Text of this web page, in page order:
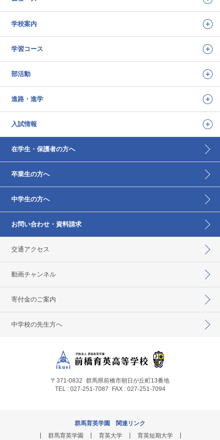
学校案内
学習コース
部活動
進路・進学
入試情報
在学生・保護者の方へ
卒業生の方へ
中学生の方へ
お問い合わせ・資料請求
交通アクセス
動画チャンネル
寄付金のご案内
中学校の先生方へ
〒371-0832 群馬県前橋市朝日が丘町13番地
TEL : 027-251-7087
FAX : 027-251-7094
群馬育英学園 関連リンク
群馬育英学園
育英大学
育英短期大学